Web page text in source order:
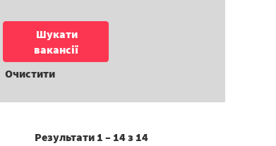
Очистити
Результати 1 – 14з 14